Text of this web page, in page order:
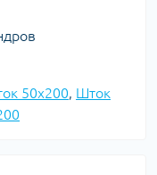
50x200, Шток